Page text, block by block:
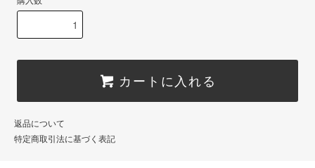
カートに入れる
返品について
特定商取引法に基づく表記